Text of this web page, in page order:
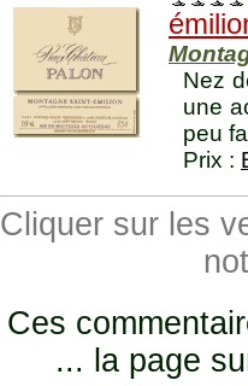
Nez
une
peu
Prix :
Cliquer sur les
Ces
... la page